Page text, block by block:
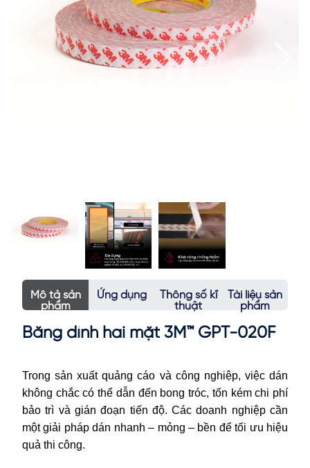
Mô tả sản
phẩm
Ứng dụng
Thông số kĩ
thuật
Tài liệu sản
phẩm
Băng dính hai mặt 3M™ GPT-020F
Trong sản xuất quảng cáo và công nghiệp, việc dán
không chắc có thể dẫn đến bong tróc, tốn kém chi phí
bảo trì và gián đoạn tiến độ. Các doanh nghiệp cần
một giải pháp dán nhanh – mỏng – bền để tối ưu hiệu
quả thi công.